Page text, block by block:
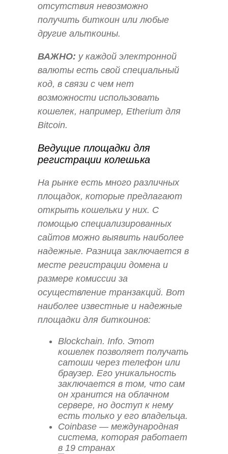
отсутствия невозможно
получить биткоин или любые
другие альткоины.
ВАЖНО: у каждой электронной
валюты есть свой специальный
код, в связи с чем нет
возможности использовать
кошелек, например, Etherium для
Bitcoin.
Ведущие площадки для
регистрации колешька
На рынке есть много различных
площадок, которые предлагают
открыть кошельки у них. С
помощью специализированных
сайтов можно выявить наиболее
надежные. Разница заключается в
месте регистрации домена и
размере комиссии за
осуществление транзакций. Вот
наиболее известные и надежные
площадки для биткоинов:
Blockchain. Info. Этот
кошелек позволяет получать
сатоши через телефон или
браузер. Его уникальность
заключается в том, что сам
он хранится на облачном
сервере, но доступ к нему
есть только у его владельца.
Coinbase — международная
система, которая работает
в 19 странах